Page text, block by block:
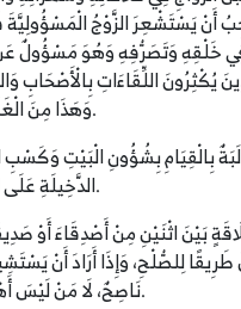
أَنْ يَسْتَشْعِرَ الزَّوْجُ
بَعْضٍ﴾ [النساء: 34] فَقَدْ فُضِّلَ عَلَى الْمَرْأَةِ
اللِّقَاءَاتِ بِالْأَصْحَابِ
وَهَذَا مِنَ الْغَلَطِ وَمِنْ أَسْبَابِ ضَعْفِ قُوَّةِ الْمَحَبَّةِ وَالْعَلَاقَةِ بَيْنَ الزَّوْجَيْنِ.
بِالْقِيَامِ بِشُؤُونِ الْبَيْتِ وَكَسْبِ
الدَّخِيلَةِ عَلَى الْإِسْلَامِ وَالْمُسْلِمِينَ، أَوْ كَسَلًا، نَسْأَلُ اللَّهَ أَنْ يَهْدِيَ الْجَمِيعَ.
بَيْنَ اثْنَيْنِ مِنْ أَصْدِقَاءَ أَوْ
لِلصُّلْحِ، وَإِذَا أَرَادَ أَنْ
نَاصِحٌ، لَا مَنْ لَيْسَ أَهْلًا لِلِاسْتِشَارَةِ وَلَيْسَ نَاصِحًا، وَهَذَا خِطَابٌ مَوْجُوهٌ لِلزَّوْجَيْنِ.